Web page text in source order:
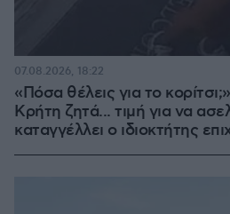
«Πόσα θέλεις για το
Κρήτη ζητά... τιμή για να
καταγγέλλει ο ιδιοκτήτης
07.08.2026, 18:22